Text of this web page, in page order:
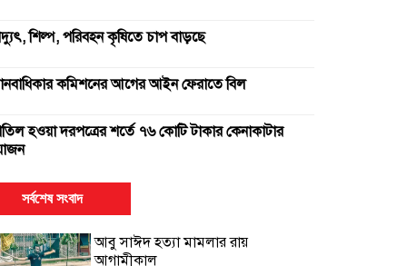
শিল্প, পরিবহন কৃষিতে চাপ বাড়ছে
কমিশনের আগের আইন ফেরাতে বিল
হওয়া দরপত্রের শর্তে ৭৬ কোটি টাকার কেনাকাটার
দুই সার কারখানা বন্ধ, আরেকটি বন্ধের পথে
উপাচার্যের ৫৪৭ দিনে ৪২৫ নিয়োগ
সর্বশেষ সংবাদ
আবু সাঈদ হত্যা মামলার রায়
আগামীকাল